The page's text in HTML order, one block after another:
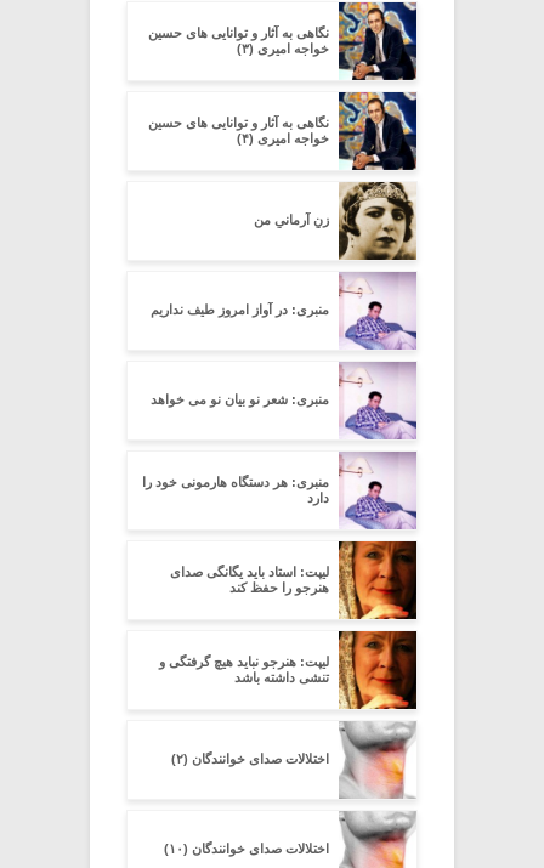
نگاهی به آثار و توانایی های حسین
خواجه امیری (۳)
نگاهی به آثار و توانایی های حسین
خواجه امیری (۴)
زنِ آرمانیِ من
منبری: در آواز امروز طیف نداریم
منبری: شعر نو بیان نو می خواهد
منبری: هر دستگاه هارمونی خود را
دارد
لیپت: استاد باید یگانگی صدای
هنرجو را حفظ کند
لیپت: هنرجو نباید هیچ گرفتگی و
تنشی داشته باشد
اختلالات صدای خوانندگان (۲)
اختلالات صدای خوانندگان (۱۰)